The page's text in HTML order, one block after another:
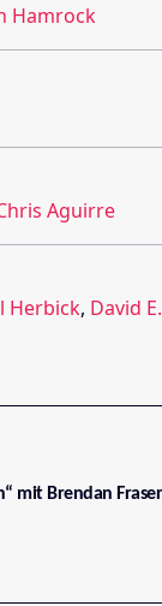
Hamrock
Aguirre
Herbick, David
mit Brendan